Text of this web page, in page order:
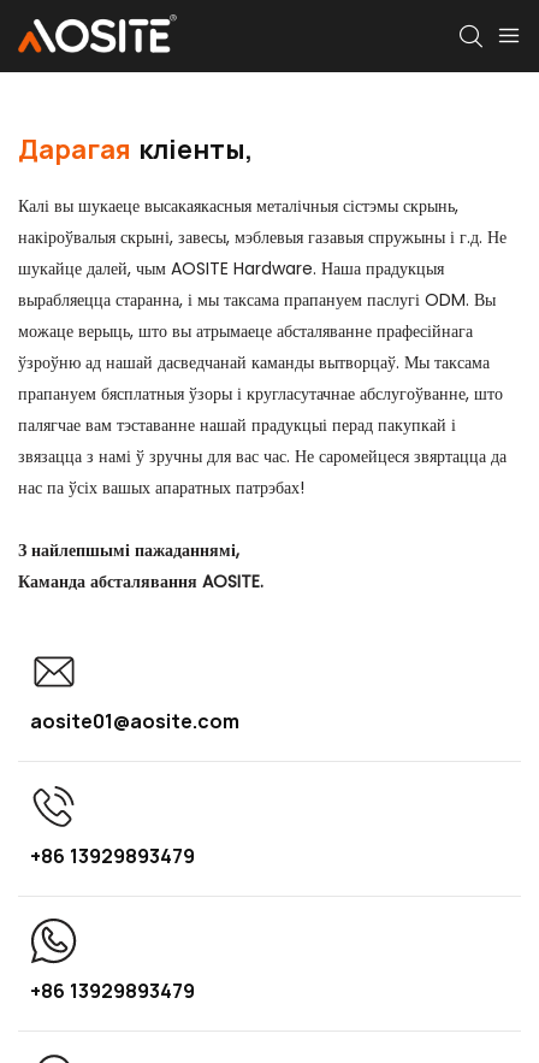
Дарагая кліенты,
Калі вы шукаеце высакаякасныя металічныя сістэмы скрынь,
накіроўвалыя скрыні, завесы, мэблевыя газавыя спружыны і г.д. Не
шукайце далей, чым AOSITE Hardware. Наша прадукцыя
вырабляецца старанна, і мы таксама прапануем паслугі ODM. Вы
можаце верыць, што вы атрымаеце абсталяванне прафесійнага
ўзроўню ад нашай дасведчанай каманды вытворцаў. Мы таксама
прапануем бясплатныя ўзоры і кругласутачнае абслугоўванне, што
палягчае вам тэставанне нашай прадукцыі перад пакупкай і
звязацца з намі ў зручны для вас час. Не саромейцеся звяртацца да
нас па ўсіх вашых апаратных патрэбах!
З найлепшымі пажаданнямі,
Каманда абсталявання AOSITE.
aosite01@aosite.com
+86 13929893479
+86 13929893479